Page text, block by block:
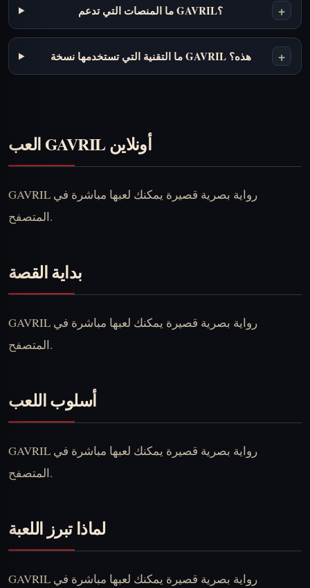
ما المنصات التي تدعم GAVRIL؟ +
ما التقنية التي تستخدمها نسخة GAVRIL هذه؟ +
العب GAVRIL أونلاين
GAVRIL رواية بصرية قصيرة يمكنك لعبها مباشرة في
المتصفح.
بداية القصة
GAVRIL رواية بصرية قصيرة يمكنك لعبها مباشرة في
المتصفح.
أسلوب اللعب
GAVRIL رواية بصرية قصيرة يمكنك لعبها مباشرة في
المتصفح.
لماذا تبرز اللعبة
GAVRIL رواية بصرية قصيرة يمكنك لعبها مباشرة في